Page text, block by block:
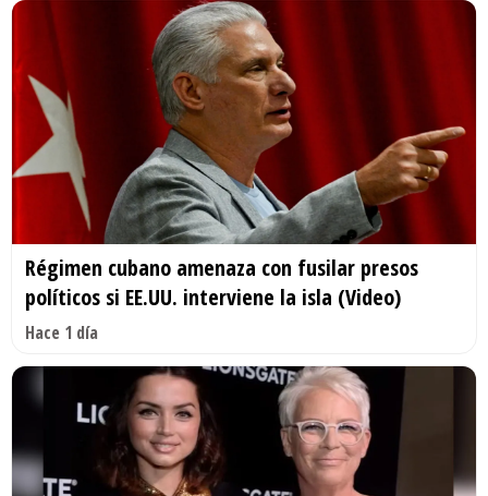
Régimen cubano amenaza con fusilar presos
políticos si EE.UU. interviene la isla (Video)
Hace 1 día